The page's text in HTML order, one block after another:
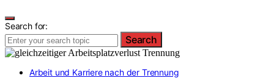
Search for:
Search
Arbeit und Karriere nach der Trennung